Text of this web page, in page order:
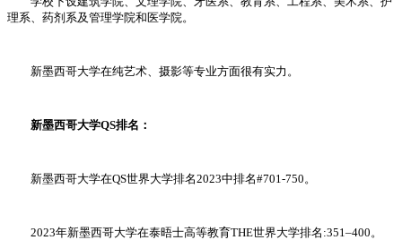
理系、药剂系及管理学院和医学院。
新墨西哥大学在纯艺术、摄影等专业方面很有实力。
新墨西哥大学QS排名：
新墨西哥大学在QS世界大学排名2023中排名#701-750。
2023年新墨西哥大学在泰晤士高等教育THE世界大学排名:351–400。